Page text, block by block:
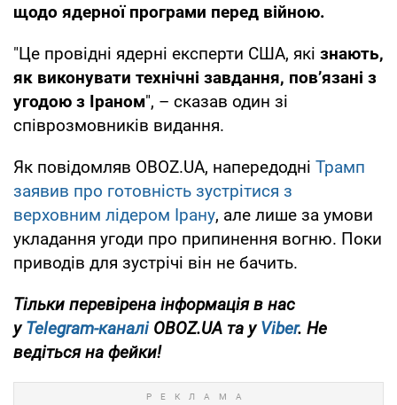
щодо ядерної програми перед війною.
"Це провідні ядерні експерти США, які знають,
як виконувати технічні завдання, пов’язані з
угодою з Іраном", – сказав один зі
співрозмовників видання.
Як повідомляв OBOZ.UA, напередодні Трамп
заявив про готовність зустрітися з
верховним лідером Ірану, але лише за умови
укладання угоди про припинення вогню. Поки
приводів для зустрічі він не бачить.
Тільки перевірена інформація в нас
уTelegram-каналіOBOZ.UA та уViber. Не
ведіться на фейки!